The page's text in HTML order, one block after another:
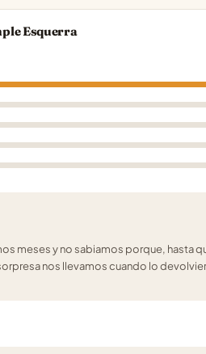
Esquerra
meses y no sabiamos porque, hasta
nos llevamos cuando lo